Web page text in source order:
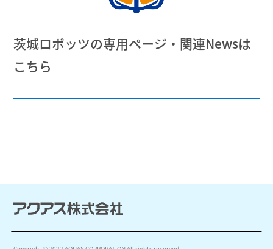
茨城ロボッツの専用ページ・関連Newsは
こちら